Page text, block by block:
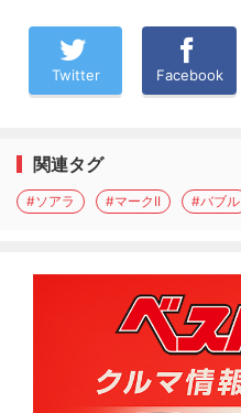
Twitter Facebook
関連タグ
#ソアラ #マークII #バブル